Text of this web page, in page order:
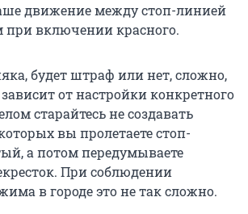
движение между стоп-линией
при включении красного.
будет штраф или нет, сложно,
от настройки конкретного
старайтесь не создавать
вы пролетаете стоп-
а потом передумываете
При соблюдении
в городе это не так сложно.